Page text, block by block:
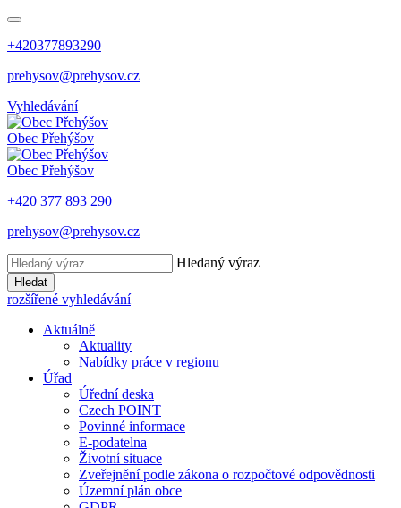
+420377893290
prehysov@prehysov.cz
Vyhledávání
Obec Přehýšov
Obec Přehýšov
+420 377 893 290
prehysov@prehysov.cz
Hledaný výraz
Hledat
rozšířené vyhledávání
Aktuálně
Aktuality
Nabídky práce v regionu
Úřad
Úřední deska
Czech POINT
Povinné informace
E-podatelna
Životní situace
Zveřejnění podle zákona o rozpočtové odpovědnosti
Územní plán obce